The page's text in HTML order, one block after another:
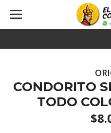
CONDORITO
TODO